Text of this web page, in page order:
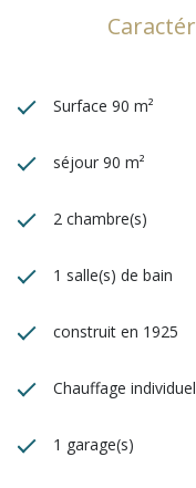
Surface 90 m²
séjour 90 m²
2 chambre(s)
1 salle(s) de bain
construit en 1925
Chauffage
1 garage(s)